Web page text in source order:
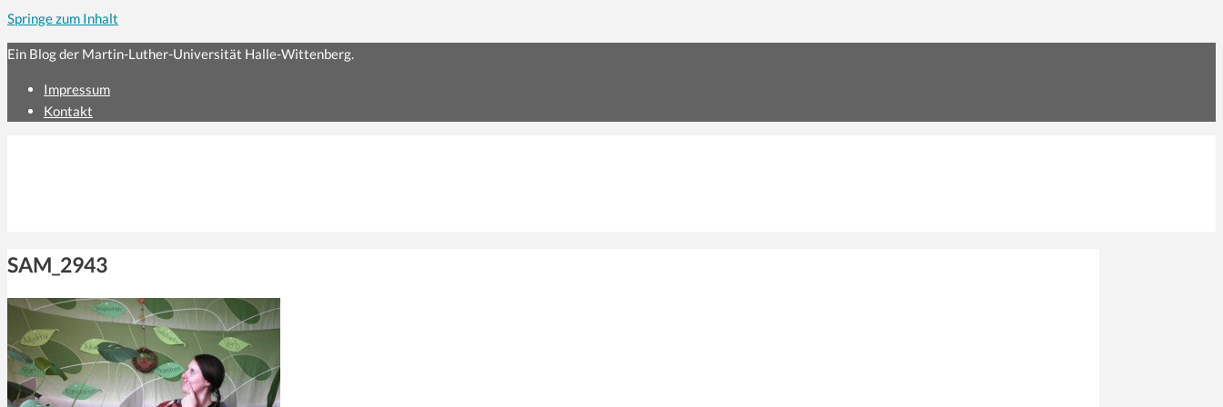
Springe zum Inhalt
Ein Blog der Martin-Luther-Universität Halle-Wittenberg.
Impressum
Kontakt
SAM_2943